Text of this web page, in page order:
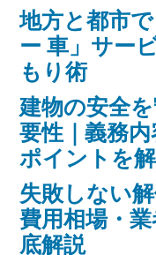
地方と都市
ー 車」サー
もり術
建物の安全
要性｜義務
ポイントを
失敗しない
費用相場・
底解説